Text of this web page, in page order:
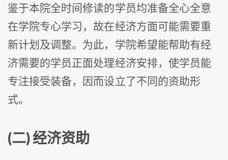
鉴于本院全时间修读的学员均准备全心全意
在学院专心学习，故在经济方面可能需要重
新计划及调整。为此，学院希望能帮助有经
济需要的学员正面处理经济安排，使学员能
专注接受装备，因而设立了不同的资助形
式。
(二) 经济资助